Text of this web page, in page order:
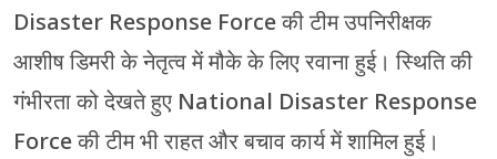
Disaster Response Force की टीम उपनिरीक्षक
आशीष डिमरी के नेतृत्व में मौके के लिए रवाना हुई। स्थिति की
गंभीरता को देखते हुए National Disaster Response
Force की टीम भी राहत और बचाव कार्य में शामिल हुई।